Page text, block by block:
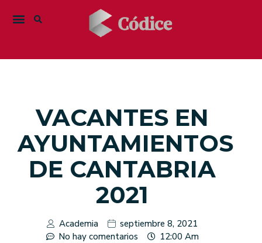
VACANTES EN
AYUNTAMIENTOS
DE CANTABRIA
2021
Academia
septiembre 8, 2021
No hay comentarios
12:00 Am